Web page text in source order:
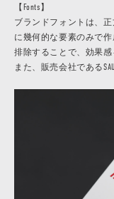
【Fonts】
ブランドフォントは、
に幾何的な要素のみで
排除することで、効果感
また、販売会社である